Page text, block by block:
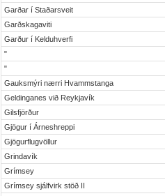
Garðar í Staðarsveit
Garðskagaviti
Garður í Kelduhverfi
"
"
Gauksmýri nærri Hvammstanga
Geldinganes við Reykjavík
Gilsfjörður
Gjögur í Árneshreppi
Gjögurflugvöllur
Grindavík
Grímsey
Grímsey sjálfvirk stöð II